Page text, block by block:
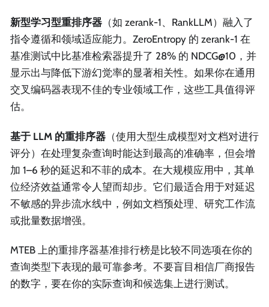
新型学习型重排序器 （如 zerank-1、RankLLM）融入了
指令遵循和领域适应能力。ZeroEntropy 的 zerank-1 在
基准测试中比基准检索器提升了 28% 的 NDCG@10，并
显示出与降低下游幻觉率的显著相关性。如果你在通用
交叉编码器表现不佳的专业领域工作，这些工具值得评
估。
基于 LLM 的重排序器 （使用大型生成模型对文档对进行
评分）在处理复杂查询时能达到最高的准确率，但会增
加 1–6 秒的延迟和不菲的成本。在大规模应用中，其单
位经济效益通常令人望而却步。它们最适合用于对延迟
不敏感的异步流水线中，例如文档预处理、研究工作流
或批量数据增强。
MTEB 上的重排序器基准排行榜是比较不同选项在你的
查询类型下表现的最可靠参考。不要盲目相信厂商报告
的数字，要在你的实际查询和候选集上进行测试。